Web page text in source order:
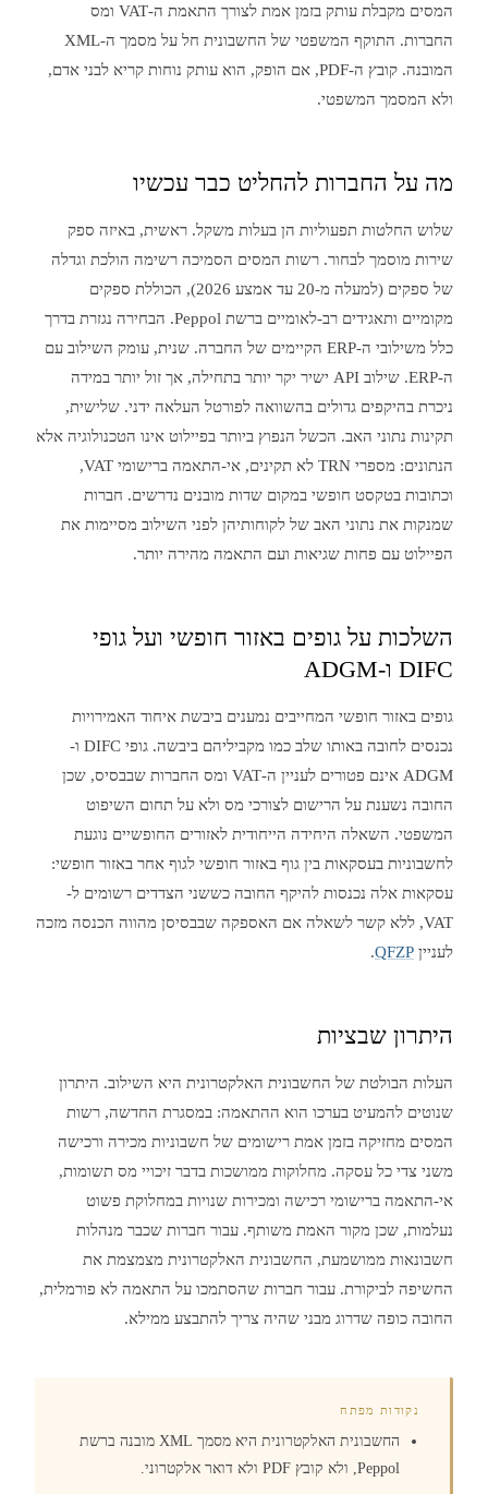
המסים מקבלת עותק בזמן אמת לצורך התאמת ה-VAT ומס
החברות. התוקף המשפטי של החשבונית חל על מסמך ה-XML
המובנה. קובץ ה-PDF, אם הופק, הוא עותק נוחות קריא לבני אדם,
ולא המסמך המשפטי.
מה על החברות להחליט כבר עכשיו
שלוש החלטות תפעוליות הן בעלות משקל. ראשית, באיזה ספק
שירות מוסמך לבחור. רשות המסים הסמיכה רשימה הולכת וגדלה
של ספקים (למעלה מ-20 עד אמצע 2026), הכוללת ספקים
מקומיים ותאגידים רב-לאומיים ברשת Peppol. הבחירה נגזרת בדרך
כלל משילובי ה-ERP הקיימים של החברה. שנית, עומק השילוב עם
ה-ERP. שילוב API ישיר יקר יותר בתחילה, אך זול יותר במידה
ניכרת בהיקפים גדולים בהשוואה לפורטל העלאה ידני. שלישית,
תקינות נתוני האב. הכשל הנפוץ ביותר בפיילוט אינו הטכנולוגיה אלא
הנתונים: מספרי TRN לא תקינים, אי-התאמה ברישומי VAT,
וכתובות בטקסט חופשי במקום שדות מובנים נדרשים. חברות
שמנקות את נתוני האב של לקוחותיהן לפני השילוב מסיימות את
הפיילוט עם פחות שגיאות ועם התאמה מהירה יותר.
השלכות על גופים באזור חופשי ועל גופי
DIFC ו-ADGM
גופים באזור חופשי המחייבים נמענים ביבשת איחוד האמירויות
נכנסים לחובה באותו שלב כמו מקביליהם ביבשה. גופי DIFC ו-
ADGM אינם פטורים לעניין ה-VAT ומס החברות שבבסיס, שכן
החובה נשענת על הרישום לצורכי מס ולא על תחום השיפוט
המשפטי. השאלה היחידה הייחודית לאזורים החופשיים נוגעת
לחשבוניות בעסקאות בין גוף באזור חופשי לגוף אחר באזור חופשי:
עסקאות אלה נכנסות להיקף החובה כששני הצדדים רשומים ל-
VAT, ללא קשר לשאלה אם האספקה שבבסיסן מהווה הכנסה מזכה
לעניין QFZP
.
היתרון שבציות
העלות הבולטת של החשבונית האלקטרונית היא השילוב. היתרון
שנוטים להמעיט בערכו הוא ההתאמה: במסגרת החדשה, רשות
המסים מחזיקה בזמן אמת רישומים של חשבוניות מכירה ורכישה
משני צדי כל עסקה. מחלוקות ממושכות בדבר זיכויי מס תשומות,
אי-התאמה ברישומי רכישה ומכירות שנויות במחלוקת פשוט
נעלמות, שכן מקור האמת משותף. עבור חברות שכבר מנהלות
חשבונאות ממושמעת, החשבונית האלקטרונית מצמצמת את
החשיפה לביקורת. עבור חברות שהסתמכו על התאמה לא פורמלית,
החובה כופה שדרוג מבני שהיה צריך להתבצע ממילא.
נקודות מפתח
החשבונית האלקטרונית היא מסמך XML מובנה ברשת
Peppol, ולא קובץ PDF ולא דואר אלקטרוני.